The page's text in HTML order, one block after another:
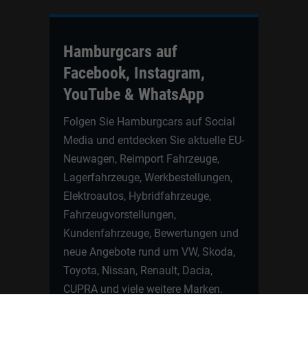
Hamburgcars auf
Facebook, Instagram,
YouTube & WhatsApp
Folgen Sie Hamburgcars auf Social
Media und entdecken Sie aktuelle EU-
Neuwagen, Reimport Fahrzeuge,
Lagerfahrzeuge, Werkbestellungen,
Elektroautos, Hybridfahrzeuge,
Fahrzeugvorstellungen,
Kundenfahrzeuge, Bewertungen und
neue Angebote rund um VW, Skoda,
Toyota, Nissan, Renault, Dacia,
CUPRA und viele weitere Marken.